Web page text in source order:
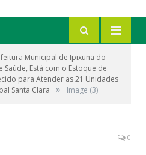
Municipal de Ipixuna do
Saúde, Está com o Estoque de
para Atender as 21 Unidades
Santa Clara
» Image (3)
0